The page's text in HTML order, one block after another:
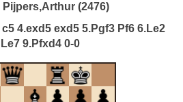
Pijpers,Arthur (2476)
4.exd5 exd5 5.Pgf3 Pf6 6.Le2
9.Pfxd4 0-0